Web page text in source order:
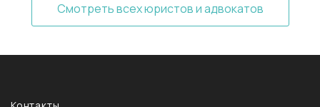
Смотреть всех юристов и адвокатов